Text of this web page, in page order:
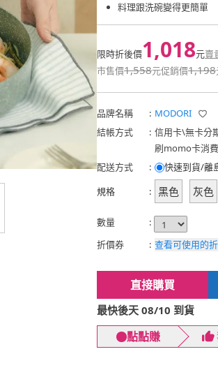
料理跟洗碗變得更簡單
限時折後價1,018元賣
市售價1,558元促銷價1,198
品牌名稱 : MODORI
結帳方式
: 信用卡\無卡分
刷momo卡消
配送方式
:
快速到貨/離
規格
: 黑色 灰色
數量
:
折價券
: 查看可使用的
直接購買
最快後天 08/10 到貨
點點賺